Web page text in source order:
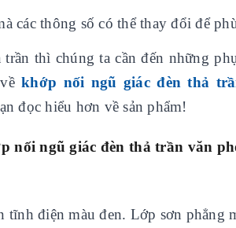
các thông số có thể thay đổi để
thì chúng ta cần đến những
vềkhớp nối ngũ giác đèn thả
đọc hiểu hơn về sản phẩm!
nối ngũ giác đèn thả trần văn
tĩnh điện màu đen. Lớp sơn phẳng